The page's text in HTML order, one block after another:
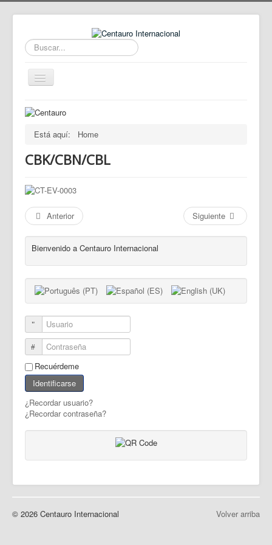
Buscar...
Cambiar
navegación
Home
Documentación
Calidad
Contactos
Está aquí: Home
CBK/CBN/CBL
Anterior Siguiente
Bienvenido a Centauro Internacional
Usuario
Contraseña
Recuérdeme
Identificarse
¿Recordar usuario?
¿Recordar contraseña?
Volver arriba
© 2026 Centauro Internacional